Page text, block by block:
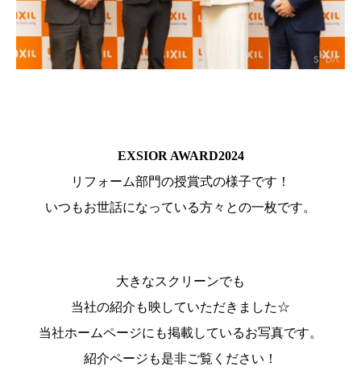
EXSIOR AWARD2024
リフォーム部門の授賞式の様子です！
いつもお世話になっている方々との一枚です。
大きなスクリーンでも
当社の紹介も映していただきました☆
当社ホームページにも掲載しているお写真です。
紹介ページも是非ご覧ください！